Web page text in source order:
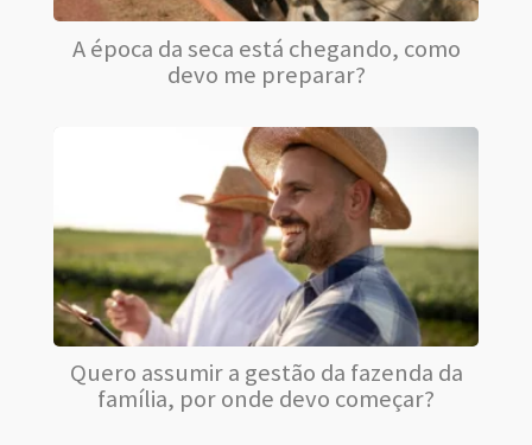
A época da seca está chegando, como
devo me preparar?
Quero assumir a gestão da fazenda da
família, por onde devo começar?